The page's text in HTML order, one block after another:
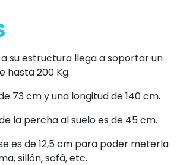
su estructura llega a soportar un
hasta 200 Kg.
73 cm y una longitud de 140 cm.
la percha al suelo es de 45 cm.
es de 12,5 cm para poder meterla
sillón, sofá, etc.